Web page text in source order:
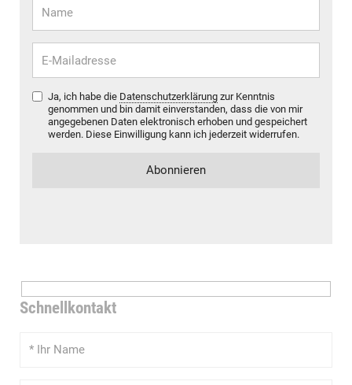
Ja, ich habe die Datenschutzerklärung zur Kenntnis
genommen und bin damit einverstanden, dass die von mir
angegebenen Daten elektronisch erhoben und gespeichert
werden. Diese Einwilligung kann ich jederzeit widerrufen.
Schnellkontakt